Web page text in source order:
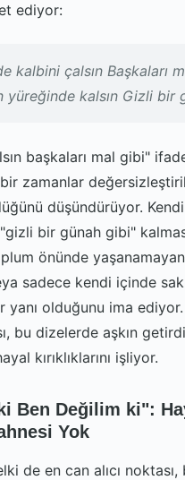
ediyor:
kalbini çalsın Başkaları
yüreğinde kalsın Gizli bir
başkaları mal gibi"
zamanlar
düşündürüyor. Kendi
bir günah gibi"
önünde
sadece kendi içinde
yanı olduğunu ima ediyor.
bu dizelerde aşkın
kırıklıklarını işliyor.
Ben Değilim ki":
Yok
de en can alıcı noktası,